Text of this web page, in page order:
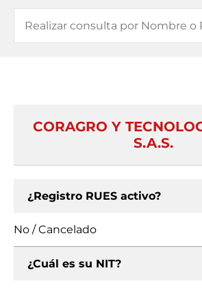
CORAGRO Y
S.A.S.
¿Registro RUES activo?
No / Cancelado
¿Cuál es su NIT?